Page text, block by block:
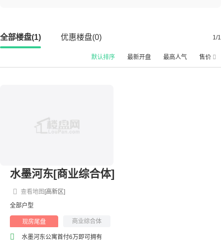
全部楼盘(1) 优惠楼盘(0) 1/1
默认排序 最新开盘 最高人气 售价
水墨河东[商业综合体]
[高新区]
查看地图
全部户型
现房尾盘 商业综合体
水墨河东公寓首付6万即可拥有